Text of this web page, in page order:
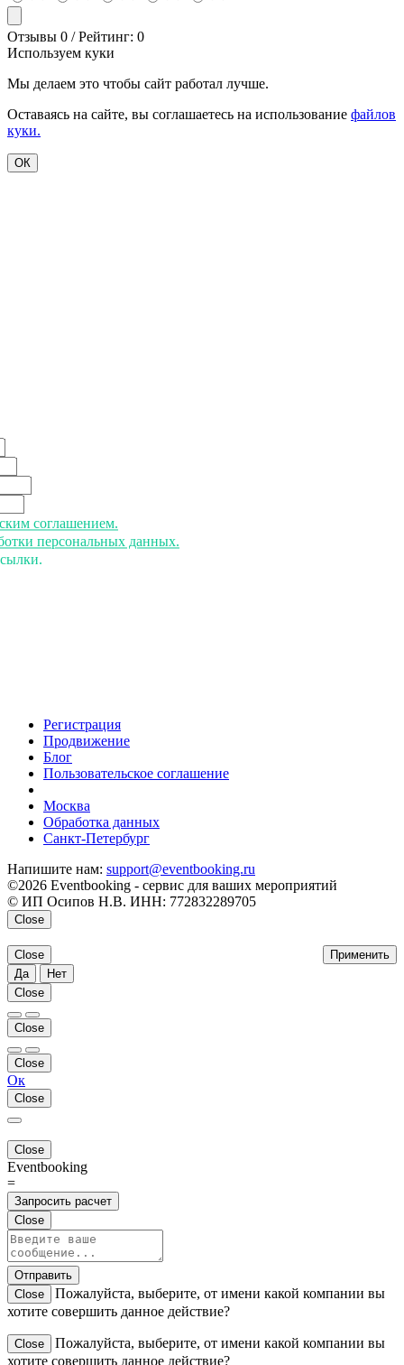
Отзывы 0 / Рейтинг: 0
Используем куки
Мы делаем это чтобы сайт работал лучше.
Оставаясь на сайте, вы соглашаетесь на использование файлов
куки.
ОК
соглашением.
персональных данных.
Регистрация
Продвижение
Блог
Пользовательское соглашение
Москва
Обработка данных
Санкт-Петербург
Напишите нам: support@eventbooking.ru
©2026 Eventbooking - сервис для ваших мероприятий
© ИП Осипов Н.В. ИНН: 772832289705
Close
Применить
Close
Да
Нет
Close
Close
Close
Ок
Close
Close
Eventbooking
=
Запросить расчет
Close
Отправить
Close
Пожалуйста, выберите, от имени какой компании вы
хотите совершить данное действие?
Close
Пожалуйста, выберите, от имени какой компании вы
хотите совершить данное действие?